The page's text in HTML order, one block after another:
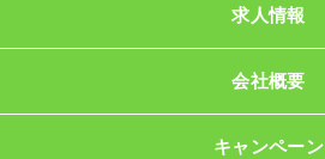
求人情報
会社概要
キャンペーン